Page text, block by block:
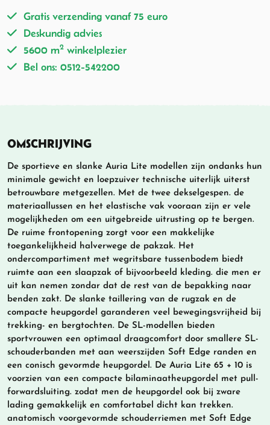
Gratis verzending vanaf 75 euro
Deskundig advies
5600 m2 winkelplezier
Bel ons: 0512-542200
OMSCHRIJVING
De sportieve en slanke Auria Lite modellen zijn ondanks hun
minimale gewicht en loepzuiver technische uiterlijk uiterst
betrouwbare metgezellen. Met de twee dekselgespen. de
materiaallussen en het elastische vak vooraan zijn er vele
mogelijkheden om een uitgebreide uitrusting op te bergen.
De ruime frontopening zorgt voor een makkelijke
toegankelijkheid halverwege de pakzak. Het
ondercompartiment met wegritsbare tussenbodem biedt
ruimte aan een slaapzak of bijvoorbeeld kleding. die men er
uit kan nemen zondar dat de rest van de bepakking naar
benden zakt. De slanke taillering van de rugzak en de
compacte heupgordel garanderen veel bewegingsvrijheid bij
trekking- en bergtochten. De SL-modellen bieden
sportvrouwen een optimaal draagcomfort door smallere SL-
schouderbanden met aan weerszijden Soft Edge randen en
een conisch gevormde heupgordel. De Auria Lite 65 + 10 is
voorzien van een compacte bilaminaatheupgordel met pull-
forwardsluiting. zodat men de heupgordel ook bij zware
lading gemakkelijk en comfortabel dicht kan trekken.
anatomisch voorgevormde schouderriemen met Soft Edge